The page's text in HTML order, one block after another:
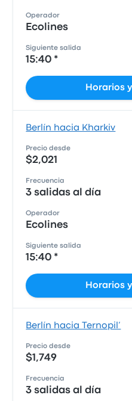
Operador
Ecolines
Siguiente salida
15:40 *
Horarios
Berlín hacia Kharkiv
Precio desde
$2,021
Frecuencia
3 salidas al día
Operador
Ecolines
Siguiente salida
15:40 *
Horarios
Berlín hacia Ternopil’
Precio desde
$1,749
Frecuencia
3 salidas al día